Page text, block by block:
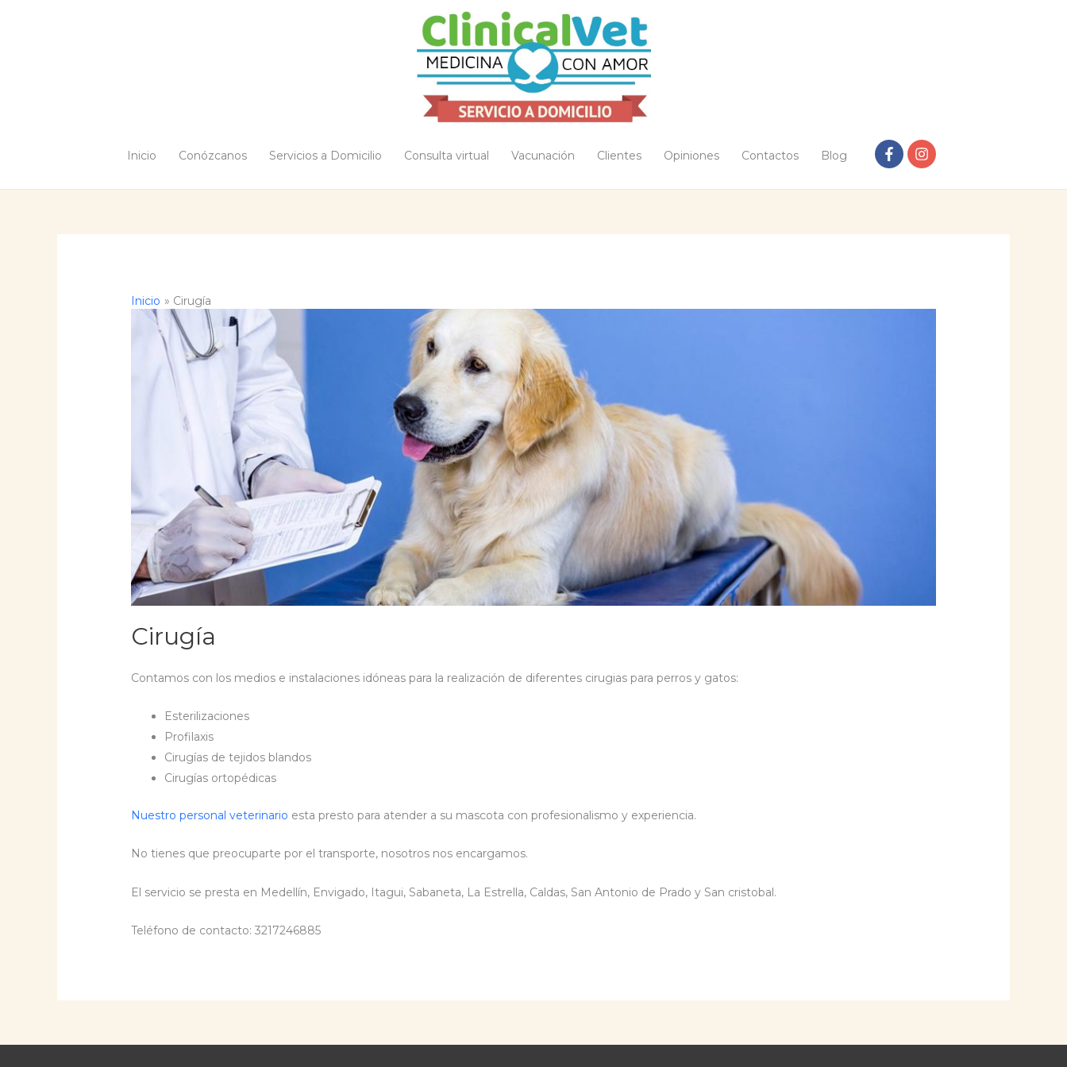
Inicio Conózcanos Servicios a Domicilio Consulta virtual Vacunación Clientes Opiniones Contactos Blog
Inicio Cirugía
Cirugía
Contamos con los medios e instalaciones idóneas para la realización de diferentes cirugias para perros y gatos:
Esterilizaciones
Profilaxis
Cirugías de tejidos blandos
Cirugías ortopédicas
Nuestro personal veterinario esta presto para atender a su mascota con profesionalismo y experiencia.
No tienes que preocuparte por el transporte, nosotros nos encargamos.
El servicio se presta en Medellín, Envigado, Itagui, Sabaneta, La Estrella, Caldas, San Antonio de Prado y San cristobal.
Teléfono de contacto: 3217246885